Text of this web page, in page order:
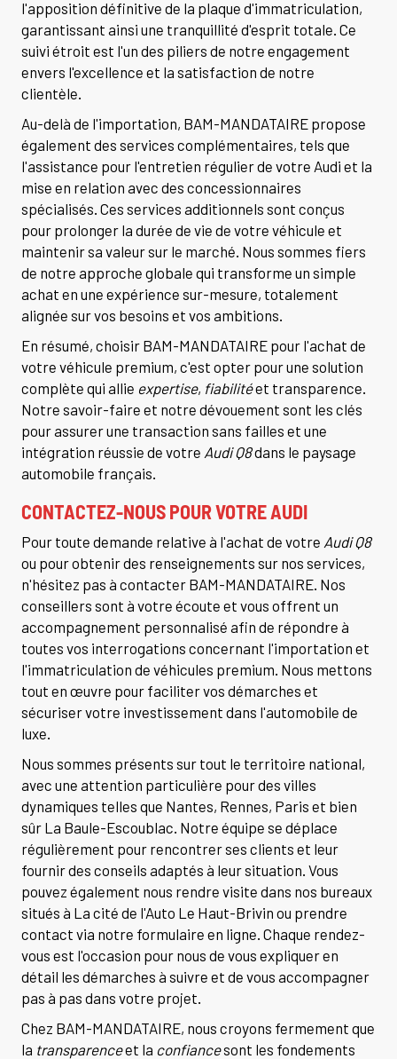
l'apposition définitive de la plaque d'immatriculation,
garantissant ainsi une tranquillité d'esprit totale. Ce
suivi étroit est l'un des piliers de notre engagement
envers l'excellence et la satisfaction de notre
clientèle.
Au-delà de l'importation, BAM-MANDATAIRE propose
également des services complémentaires, tels que
l'assistance pour l'entretien régulier de votre Audi et la
mise en relation avec des concessionnaires
spécialisés. Ces services additionnels sont conçus
pour prolonger la durée de vie de votre véhicule et
maintenir sa valeur sur le marché. Nous sommes fiers
de notre approche globale qui transforme un simple
achat en une expérience sur-mesure, totalement
alignée sur vos besoins et vos ambitions.
En résumé, choisir BAM-MANDATAIRE pour l'achat de
votre véhicule premium, c'est opter pour une solution
complète qui allie expertise, fiabilitéet transparence.
Notre savoir-faire et notre dévouement sont les clés
pour assurer une transaction sans failles et une
intégration réussie de votre Audi Q8dans le paysage
automobile français.
CONTACTEZ-NOUS POUR VOTRE AUDI
Pour toute demande relative à l'achat de votre Audi Q8
ou pour obtenir des renseignements sur nos services,
n'hésitez pas à contacter BAM-MANDATAIRE. Nos
conseillers sont à votre écoute et vous offrent un
accompagnement personnalisé afin de répondre à
toutes vos interrogations concernant l'importation et
l'immatriculation de véhicules premium. Nous mettons
tout en œuvre pour faciliter vos démarches et
sécuriser votre investissement dans l'automobile de
luxe.
Nous sommes présents sur tout le territoire national,
avec une attention particulière pour des villes
dynamiques telles que Nantes, Rennes, Paris et bien
sûr La Baule-Escoublac. Notre équipe se déplace
régulièrement pour rencontrer ses clients et leur
fournir des conseils adaptés à leur situation. Vous
pouvez également nous rendre visite dans nos bureaux
situés à La cité de l'Auto Le Haut-Brivin ou prendre
contact via notre formulaire en ligne. Chaque rendez-
vous est l'occasion pour nous de vous expliquer en
détail les démarches à suivre et de vous accompagner
pas à pas dans votre projet.
Chez BAM-MANDATAIRE, nous croyons fermement que
la transparenceet la confiancesont les fondements